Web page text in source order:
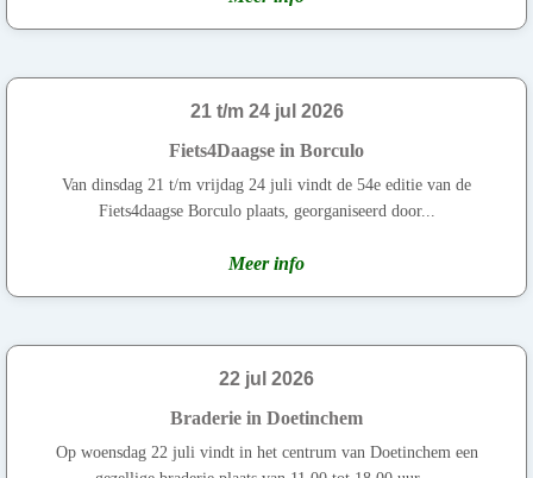
21 t/m 24 jul 2026
Fiets4Daagse in Borculo
Van dinsdag 21 t/m vrijdag 24 juli vindt de 54e editie van de
Fiets4daagse Borculo plaats, georganiseerd door...
Meer info
22 jul 2026
Braderie in Doetinchem
Op woensdag 22 juli vindt in het centrum van Doetinchem een